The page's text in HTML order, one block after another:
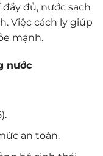
đủ, nước sạch
Việc cách ly giúp
mạnh.
nước
an toàn.